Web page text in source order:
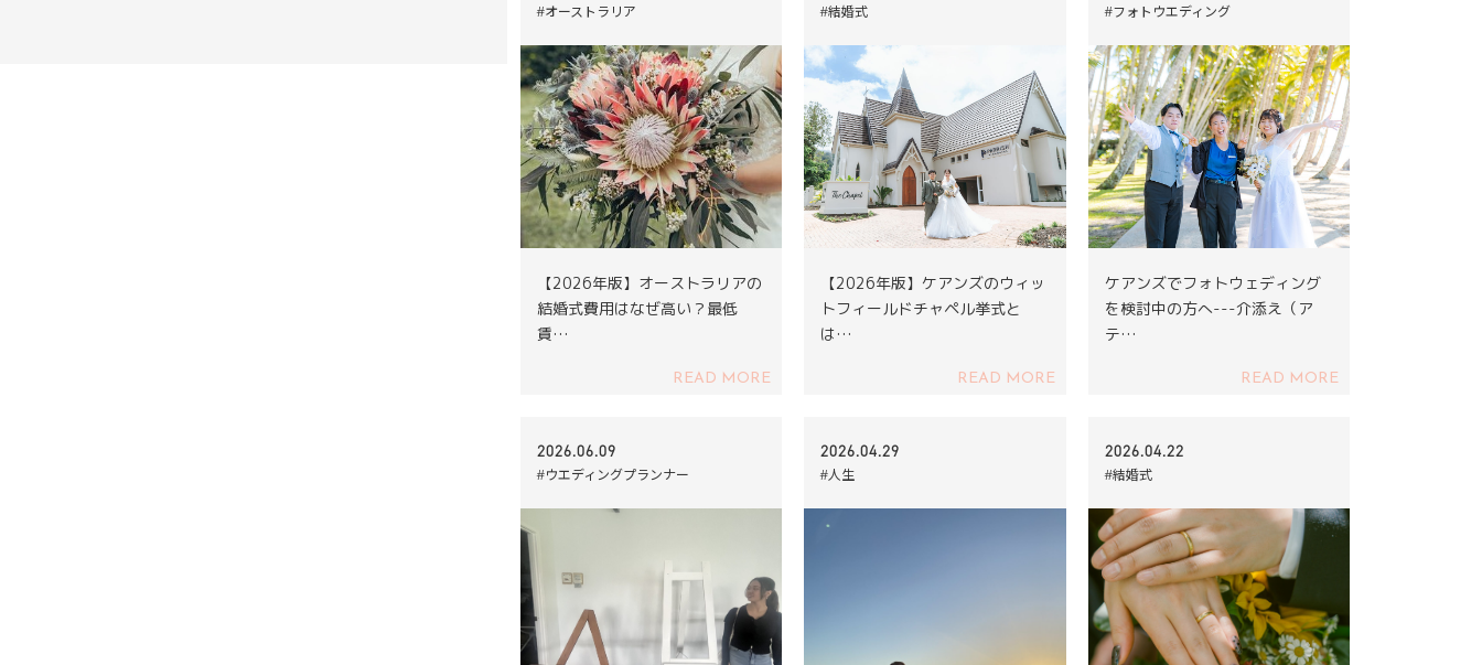
#オーストラリア
【2026年版】オーストラリアの
結婚式費用はなぜ高い？最低
賃…
READ MORE
#結婚式
【2026年版】ケアンズのウィッ
トフィールドチャペル挙式と
は…
READ MORE
#フォトウエディング
ケアンズでフォトウェディング
を検討中の方へ---介添え（ア
テ…
READ MORE
2026.06.09
#ウエディングプランナー
2026.04.29
#人生
2026.04.22
#結婚式